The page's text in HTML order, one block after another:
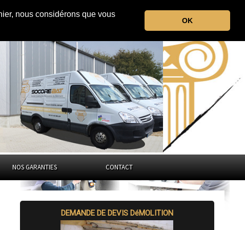
nous considérons que vous
OK
la Somme
NOS GARANTIES CONTACT
DEMANDE DE DEVIS DéMOLITION